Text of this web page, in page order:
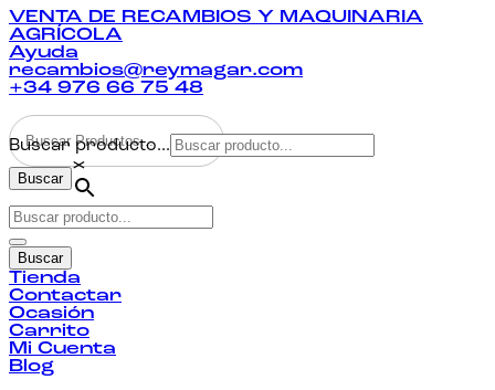
VENTA DE RECAMBIOS Y MAQUINARIA
AGRÍCOLA
Ayuda
recambios@reymagar.com
+34 976 66 75 48
Buscar
Buscar producto...
×
Buscar
Tienda
Contactar
Ocasión
Carrito
Mi Cuenta
Blog